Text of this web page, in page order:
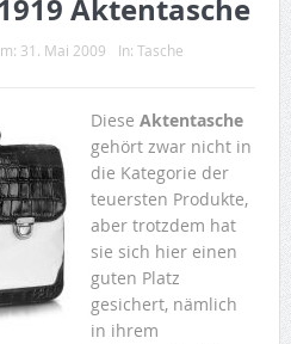
Aktentasche
31. Mai 2009 In: Tasche
Diese Aktentasche
gehört zwar nicht in
die Kategorie der
teuersten Produkte,
aber trotzdem hat
sie sich hier einen
guten Platz
gesichert, nämlich
in ihrem